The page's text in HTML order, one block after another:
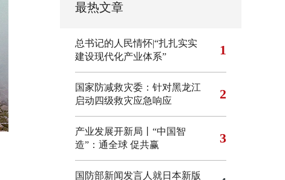
最热文章
总书记的人民情怀|“扎扎实实
建设现代化产业体系”
1
国家防减救灾委：针对黑龙江
启动四级救灾应急响应
2
产业发展开新局丨“中国智
造”：通全球 促共赢
3
国防部新闻发言人就日本新版